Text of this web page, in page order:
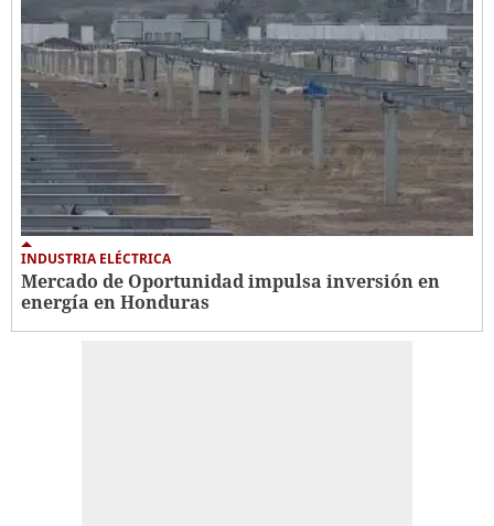
INDUSTRIA ELÉCTRICA
Mercado de Oportunidad impulsa inversión en
energía en Honduras